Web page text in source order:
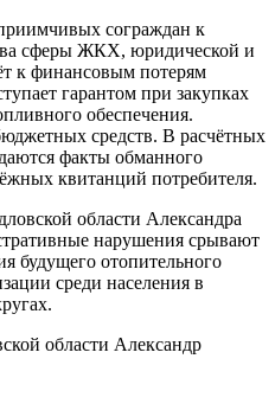
сограждан к
сферы ЖКХ, юридической и
к финансовым потерям
гарантом при закупках
обеспечения.
средств. В расчётных
факты обманного
квитанций потребителя.
области Александра
нарушения срывают
будущего отопительного
среди населения в
области Александр